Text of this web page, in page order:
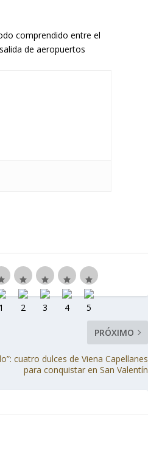
comprendido entre el
de aeropuertos
PRÓXIMO
cuatro dulces de Viena Capellanes
para conquistar en San Valentín